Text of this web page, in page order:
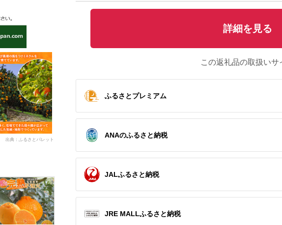
出典：ふるさとパレット
詳細を見る
この返礼品の取扱いサ
ふるさとプレミアム
ANAのふるさと納税
JALふるさと納税
JRE MALLふるさと納税